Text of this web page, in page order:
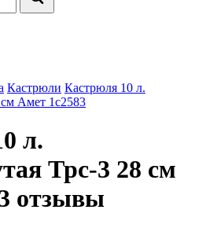
Кастрюли Кастрюля 10 л.
Амет 1с2583
л.
Трс-3 28 см
отзывы